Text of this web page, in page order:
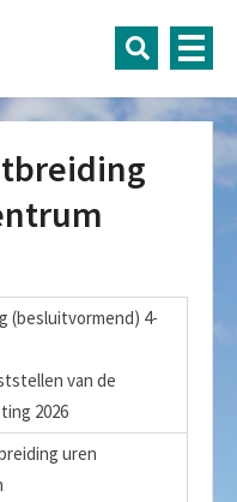
(besluitvormend) 4-
van de
2026
uren